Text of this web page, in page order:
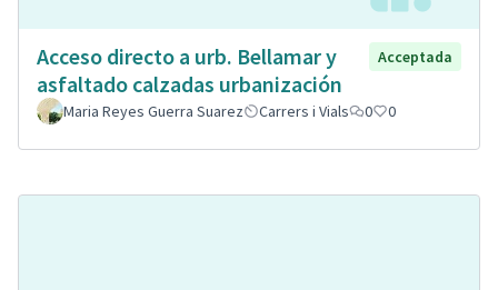
Acceso directo a urb. Bellamar y
asfaltado calzadas urbanización
Acceptada
Maria Reyes Guerra Suarez Carrers i Vials 0 0